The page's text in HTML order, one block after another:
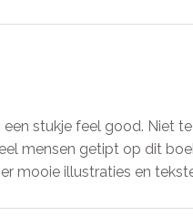
stukje feel good. Niet
mensen getipt op dit
mooie illustraties en